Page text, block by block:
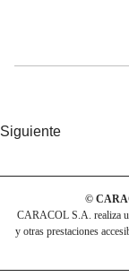
Siguiente
©
CARACOL S.A. realiza
y otras prestaciones